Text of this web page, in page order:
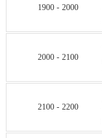
1900 - 2000
2000 - 2100
2100 - 2200